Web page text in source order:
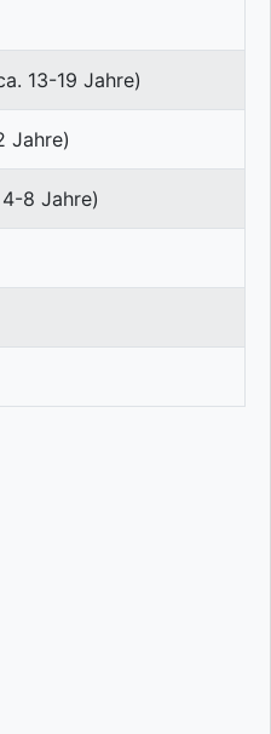
13-19 Jahre)
Jahre)
8 Jahre)